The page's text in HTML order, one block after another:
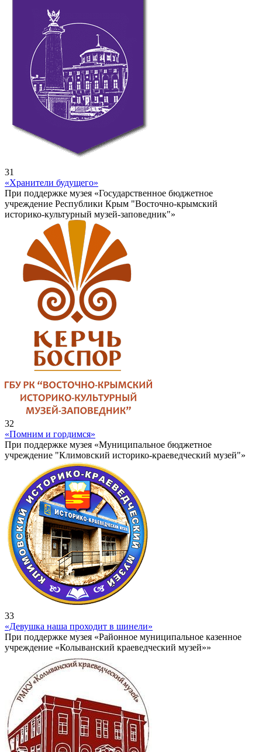
31
«Хранители будущего»
При поддержке музея «Государственное бюджетное
учреждение Республики Крым "Восточно-крымский
историко-культурный музей-заповедник"»
32
«Помним и гордимся»
При поддержке музея «Муниципальное бюджетное
учреждение "Климовский историко-краеведческий музей"»
33
«Девушка наша проходит в шинели»
При поддержке музея «Районное муниципальное казенное
учреждение «Колыванский краеведческий музей»»